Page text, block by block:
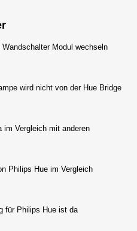
Modul wechseln
wird nicht von der Hue Bridge
im Vergleich mit anderen
Philips Hue im Vergleich
für Philips Hue ist da